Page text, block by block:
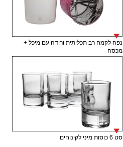
נפה לקמח רב תכליתית ורודה עם מיכל +
מכסה
סט 6 כוסות מיני לקינוחים